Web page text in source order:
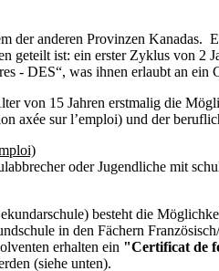
der anderen Provinzen
geteilt ist: ein erster Zyklus von
- DES“, was ihnen erlaubt an ein
von 15 Jahren erstmalig die
axée sur l’emploi) und der
oder Jugendliche mit
besteht die
in den Fächern
erhalten ein "Certificat de
(siehe unten).